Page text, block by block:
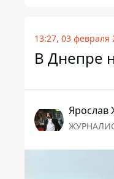
13:27, 03 февраля
В Днепре
Ярослав